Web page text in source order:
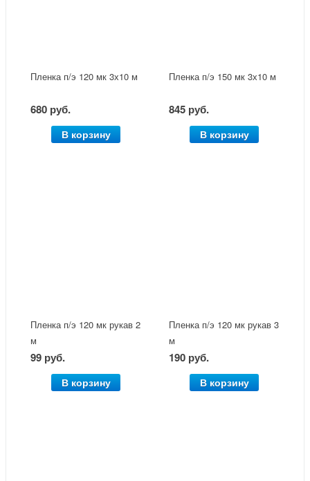
Пленка п/э 120 мк 3х10 м
680 руб.
В корзину
Пленка п/э 150 мк 3х10 м
845 руб.
В корзину
Пленка п/э 120 мк рукав 2
м
99 руб.
В корзину
Пленка п/э 120 мк рукав 3
м
190 руб.
В корзину